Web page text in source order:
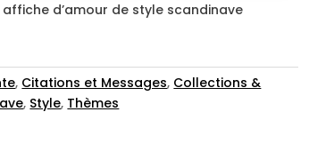
d’amour de style scandinave
, Citations et Messages, Collections &
, Style, Thèmes